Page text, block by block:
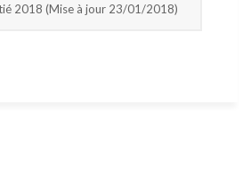
2018 (Mise à jour 23/01/2018)